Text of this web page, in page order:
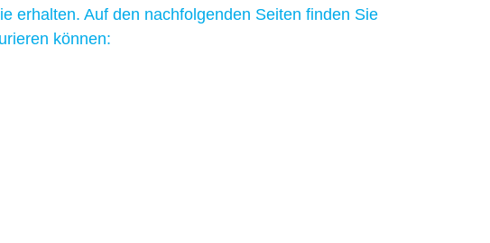
erhalten. Auf den nachfolgenden Seiten finden Sie
können: